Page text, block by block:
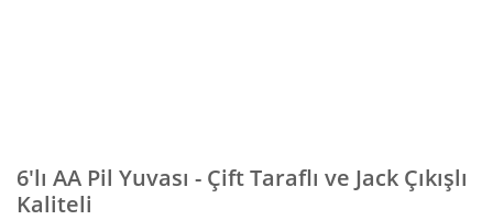
6'lı AA Pil Yuvası - Çift Taraflı ve Jack Çıkışlı
Kaliteli